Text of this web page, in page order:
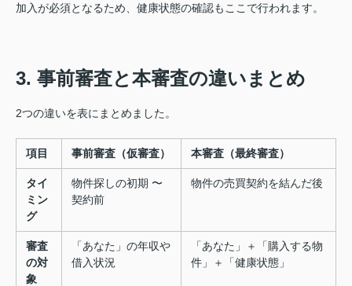
加入が必須となるため、健康状態の確認もここで行われます。
3. 事前審査と本審査の違いまとめ
2つの違いを表にまとめました。
項目 事前審査（仮審査） 本審査（最終審査）
タイ
ミン
グ
物件探しの初期 〜
契約前
物件の売買契約を結んだ後
審査
の対
象
「あなた」の年収や
借入状況
「あなた」＋「購入する物
件」＋「健康状態」